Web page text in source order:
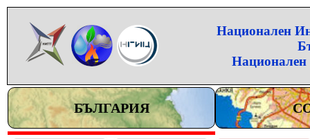
Национален
Национален
БЪЛГАРИЯ